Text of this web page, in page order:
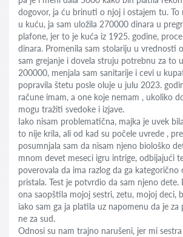
dogovor, ja ću brinuti o njoj i ostajem tu. To
u kuću, ja sam uložila 270000 dinara u
plafone, jer to je kuća iz 1925. godine,
dinara. Promenila sam stolariju u vrednosti
sam grejanje i dovela struju potrebnu za to
200000, menjala sam sanitarije i cevi u
popravila štetu posle oluje u julu 2023.
račune imam, a one koje nemam , ukoliko
mogu tražiti svedoke i izjave.
Iako nisam problematična, majka je uvek
to nije krila, ali od kad su počele uvrede ,
posumnjala sam da nisam njeno biološko
mnom devet meseci igru intrige, odbijajući
poverovala da ima razlog da ga kategorično
pristala. Test je potvrdio da sam njeno dete.
ona saopštila mojoj sestri, zetu, mojoj deci,
iako sam ga ja platila uz napomenu da je za
ne za sud.
Odnosi su nam trajno narušeni, jer mi